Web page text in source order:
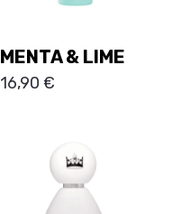
MENTA & LIME
16,90€